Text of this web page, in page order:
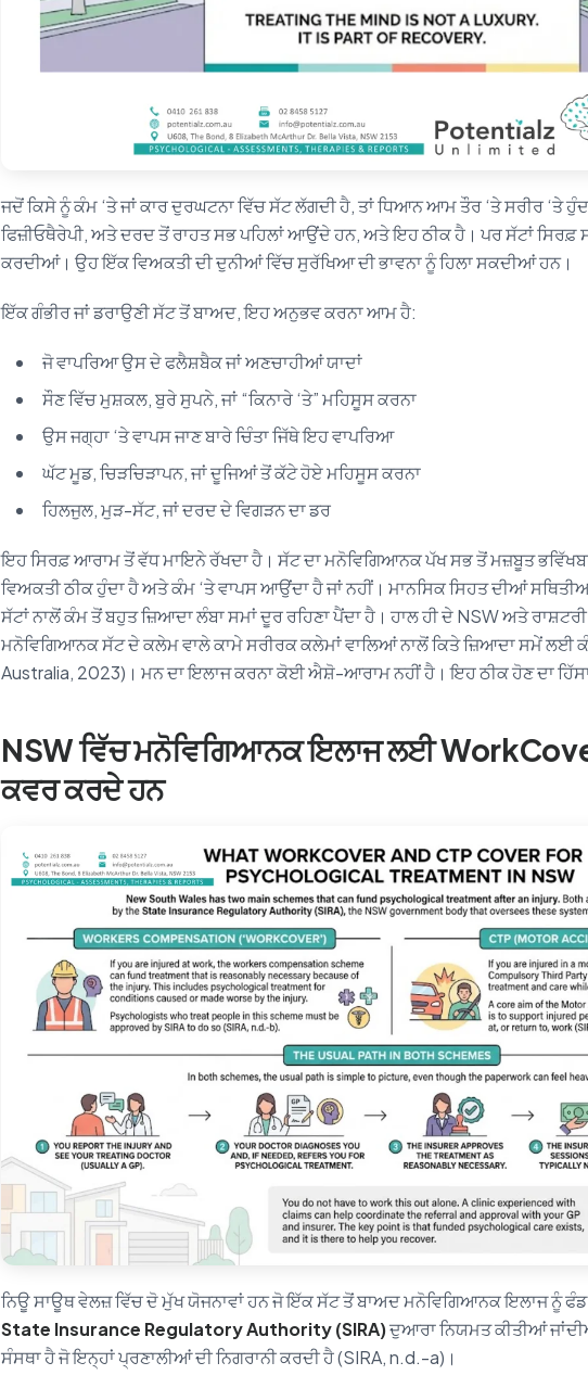
ਜਦੋਂ ਕਿਸੇ ਨੂੰ ਕੰਮ ‘ਤੇ ਜਾਂ ਕਾਰ ਦੁਰਘਟਨਾ ਵਿੱਚ ਸੱਟ ਲੱਗਦੀ ਹੈ, ਤਾਂ ਧਿਆਨ ਆਮ ਤੌਰ ‘ਤੇ ਸਰੀਰ ‘ਤੇ
ਫਿਜ਼ੀਓਥੈਰੇਪੀ, ਅਤੇ ਦਰਦ ਤੋਂ ਰਾਹਤ ਸਭ ਪਹਿਲਾਂ ਆਉਂਦੇ ਹਨ, ਅਤੇ ਇਹ ਠੀਕ ਹੈ। ਪਰ ਸੱਟਾਂ ਸਿਰਫ਼
ਕਰਦੀਆਂ। ਉਹ ਇੱਕ ਵਿਅਕਤੀ ਦੀ ਦੁਨੀਆਂ ਵਿੱਚ ਸੁਰੱਖਿਆ ਦੀ ਭਾਵਨਾ ਨੂੰ ਹਿਲਾ ਸਕਦੀਆਂ ਹਨ।
ਇੱਕ ਗੰਭੀਰ ਜਾਂ ਡਰਾਉਣੀ ਸੱਟ ਤੋਂ ਬਾਅਦ, ਇਹ ਅਨੁਭਵ ਕਰਨਾ ਆਮ ਹੈ:
ਜੋ ਵਾਪਰਿਆ ਉਸ ਦੇ ਫਲੈਸ਼ਬੈਕ ਜਾਂ ਅਣਚਾਹੀਆਂ ਯਾਦਾਂ
ਸੌਣ ਵਿੱਚ ਮੁਸ਼ਕਲ, ਬੁਰੇ ਸੁਪਨੇ, ਜਾਂ “ਕਿਨਾਰੇ ‘ਤੇ” ਮਹਿਸੂਸ ਕਰਨਾ
ਉਸ ਜਗ੍ਹਾ ‘ਤੇ ਵਾਪਸ ਜਾਣ ਬਾਰੇ ਚਿੰਤਾ ਜਿੱਥੇ ਇਹ ਵਾਪਰਿਆ
ਘੱਟ ਮੂਡ, ਚਿੜਚਿੜਾਪਨ, ਜਾਂ ਦੂਜਿਆਂ ਤੋਂ ਕੱਟੇ ਹੋਏ ਮਹਿਸੂਸ ਕਰਨਾ
ਹਿਲਜੁਲ, ਮੁੜ-ਸੱਟ, ਜਾਂ ਦਰਦ ਦੇ ਵਿਗੜਨ ਦਾ ਡਰ
ਇਹ ਸਿਰਫ਼ ਆਰਾਮ ਤੋਂ ਵੱਧ ਮਾਇਨੇ ਰੱਖਦਾ ਹੈ। ਸੱਟ ਦਾ ਮਨੋਵਿਗਿਆਨਕ ਪੱਖ ਸਭ ਤੋਂ ਮਜ਼ਬੂਤ
ਵਿਅਕਤੀ ਠੀਕ ਹੁੰਦਾ ਹੈ ਅਤੇ ਕੰਮ ‘ਤੇ ਵਾਪਸ ਆਉਂਦਾ ਹੈ ਜਾਂ ਨਹੀਂ। ਮਾਨਸਿਕ ਸਿਹਤ ਦੀਆਂ
ਸੱਟਾਂ ਨਾਲੋਂ ਕੰਮ ਤੋਂ ਬਹੁਤ ਜ਼ਿਆਦਾ ਲੰਬਾ ਸਮਾਂ ਦੂਰ ਰਹਿਣਾ ਪੈਂਦਾ ਹੈ। ਹਾਲ ਹੀ ਦੇ NSW ਅਤੇ
ਮਨੋਵਿਗਿਆਨਕ ਸੱਟ ਦੇ ਕਲੇਮ ਵਾਲੇ ਕਾਮੇ ਸਰੀਰਕ ਕਲੇਮਾਂ ਵਾਲਿਆਂ ਨਾਲੋਂ ਕਿਤੇ ਜ਼ਿਆਦਾ ਸਮੇਂ ਲਈ
Australia, 2023)। ਮਨ ਦਾ ਇਲਾਜ ਕਰਨਾ ਕੋਈ ਐਸ਼ੋ-ਆਰਾਮ ਨਹੀਂ ਹੈ। ਇਹ ਠੀਕ ਹੋਣ ਦਾ
NSW ਵਿੱਚ ਮਨੋਵਿਗਿਆਨਕ ਇਲਾਜ ਲਈ
ਕਵਰ ਕਰਦੇ ਹਨ
ਨਿਊ ਸਾਊਥ ਵੇਲਜ਼ ਵਿੱਚ ਦੋ ਮੁੱਖ ਯੋਜਨਾਵਾਂ ਹਨ ਜੋ ਇੱਕ ਸੱਟ ਤੋਂ ਬਾਅਦ ਮਨੋਵਿਗਿਆਨਕ ਇਲਾਜ ਨੂੰ
State Insurance Regulatory Authority (SIRA)ਦੁਆਰਾ ਨਿਯਮਤ ਕੀਤੀਆਂ
ਸੰਸਥਾ ਹੈ ਜੋ ਇਨ੍ਹਾਂ ਪ੍ਰਣਾਲੀਆਂ ਦੀ ਨਿਗਰਾਨੀ ਕਰਦੀ ਹੈ (SIRA, n.d.-a)।